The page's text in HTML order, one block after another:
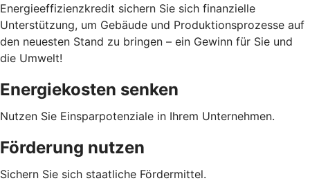
Energieeffizienzkredit sichern Sie sich finanzielle
Unterstützung, um Gebäude und Produktionsprozesse auf
den neuesten Stand zu bringen – ein Gewinn für Sie und
die Umwelt!
Energiekosten senken
Nutzen Sie Einsparpotenziale in Ihrem Unternehmen.
Förderung nutzen
Sichern Sie sich staatliche Fördermittel.